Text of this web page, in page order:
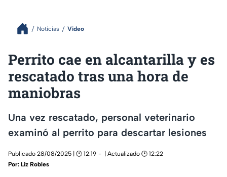
Noticias Video
Perrito cae en alcantarilla y es
rescatado tras una hora de
maniobras
Una vez rescatado, personal veterinario
examinó al perrito para descartar lesiones
Publicado 28/08/2025 | 🕑 12:19
| Actualizado 🕑 12:22
Por: Liz Robles